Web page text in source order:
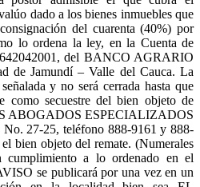
dado a los bienes inmuebles que
del cuarenta (40%) por
lo ordena la ley, en la Cuenta de
del BANCO AGRARIO
de Jamundí – Valle del Cauca. La
y no será cerrada hasta que
como secuestre del bien objeto de
ABOGADOS ESPECIALIZADOS
27-25, teléfono 888-9161 y 888-
bien objeto del remate. (Numerales
a lo ordenado en el
se publicará por una vez en un